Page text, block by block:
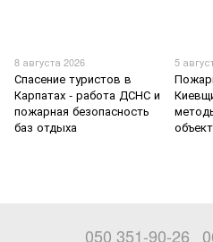
8 августа 2026
Спасение туристов в
Карпатах - работа ДСНС и
пожарная безопасность
баз отдыха
5
050 351-90-26